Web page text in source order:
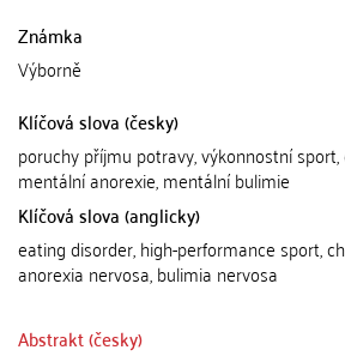
Známka
Výborně
Klíčová slova (česky)
poruchy příjmu potravy, výkonnostní
mentální anorexie, mentální bulimie
Klíčová slova (anglicky)
eating disorder, high-performance sport,
anorexia nervosa, bulimia nervosa
Abstrakt (česky)